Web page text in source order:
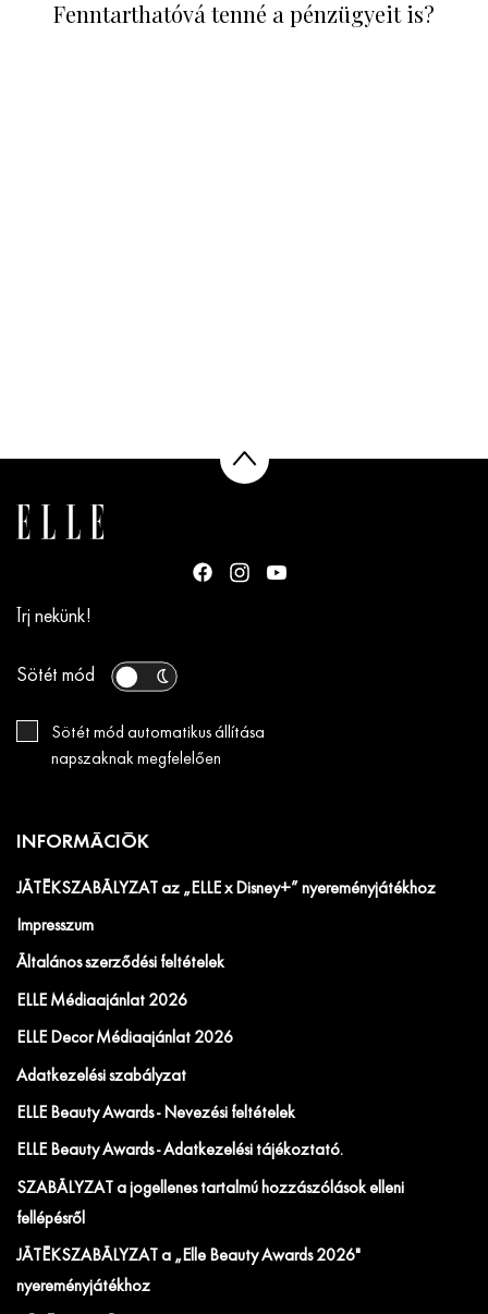
Fenntarthatóvá tenné a pénzügyeit is?
Írj nekünk!
Sötét mód
Sötét mód automatikus állítása
napszaknak megfelelően
INFORMÁCIÓK
JÁTÉKSZABÁLYZAT az „ELLE x Disney+” nyereményjátékhoz
Impresszum
Általános szerződési feltételek
ELLE Médiaajánlat 2026
ELLE Decor Médiaajánlat 2026
Adatkezelési szabályzat
ELLE Beauty Awards - Nevezési feltételek
ELLE Beauty Awards - Adatkezelési tájékoztató.
SZABÁLYZAT a jogellenes tartalmú hozzászólások elleni
fellépésről
JÁTÉKSZABÁLYZAT a „Elle Beauty Awards 2026"
nyereményjátékhoz